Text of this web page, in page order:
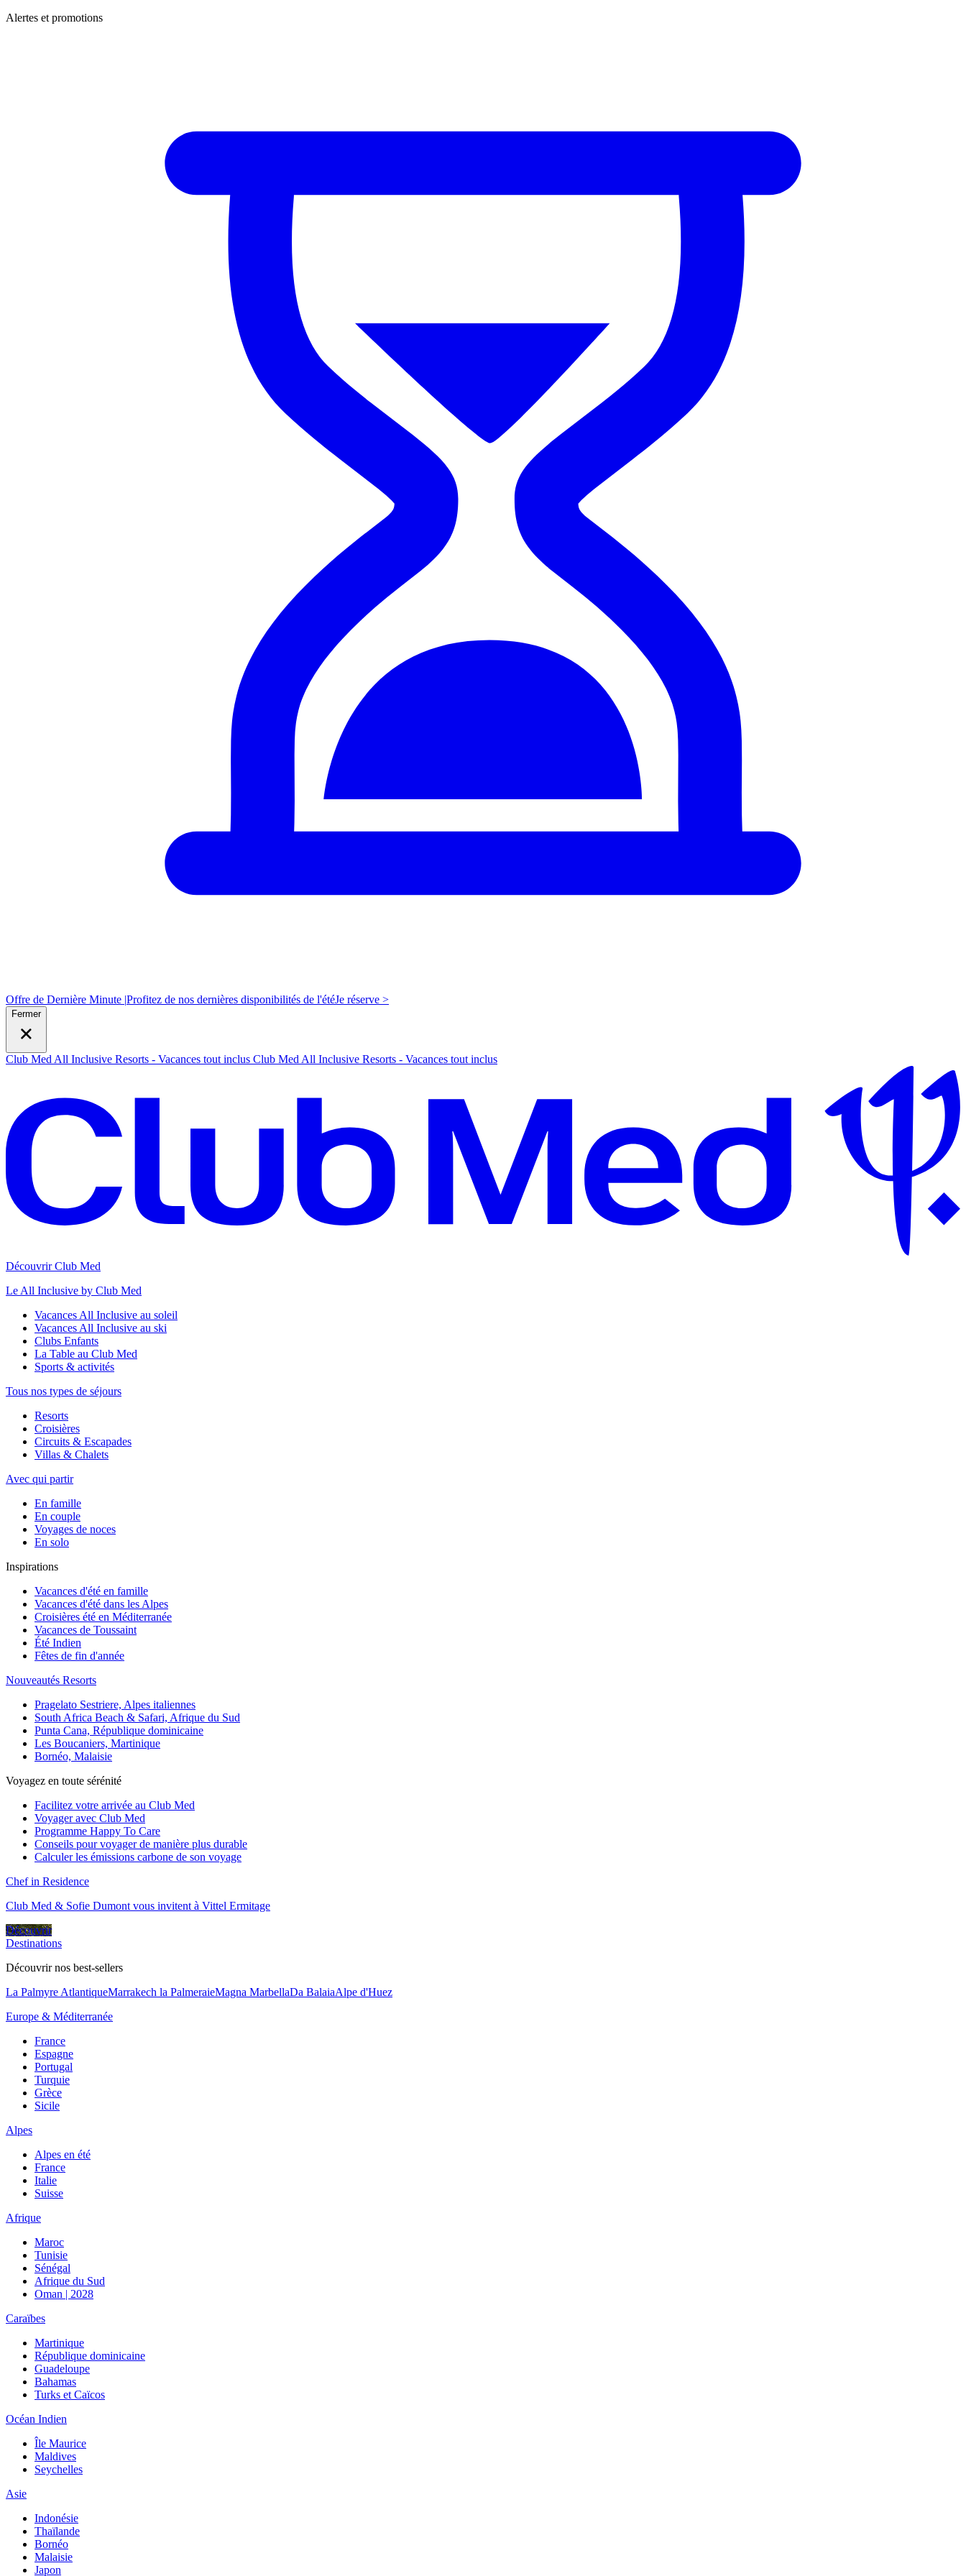
Alertes et promotions
Offre de Dernière Minute |Profitez de nos dernières disponibilités de l'étéJe réserve >
Fermer
Club Med All Inclusive Resorts - Vacances tout inclus Club Med All Inclusive Resorts - Vacances tout inclus
Découvrir Club Med
Le All Inclusive by Club Med
Vacances All Inclusive au soleil
Vacances All Inclusive au ski
Clubs Enfants
La Table au Club Med
Sports & activités
Tous nos types de séjours
Resorts
Croisières
Circuits & Escapades
Villas & Chalets
Avec qui partir
En famille
En couple
Voyages de noces
En solo
Inspirations
Vacances d'été en famille
Vacances d'été dans les Alpes
Croisières été en Méditerranée
Vacances de Toussaint
Été Indien
Fêtes de fin d'année
Nouveautés Resorts
Pragelato Sestriere, Alpes italiennes
South Africa Beach & Safari, Afrique du Sud
Punta Cana, République dominicaine
Les Boucaniers, Martinique
Bornéo, Malaisie
Voyagez en toute sérénité
Facilitez votre arrivée au Club Med
Voyager avec Club Med
Programme Happy To Care
Conseils pour voyager de manière plus durable
Calculer les émissions carbone de son voyage
Chef in Residence
Club Med & Sofie Dumont vous invitent à Vittel Ermitage
Découvrir
Destinations
Découvrir nos best-sellers
La Palmyre AtlantiqueMarrakech la PalmeraieMagna MarbellaDa BalaiaAlpe d'Huez
Europe & Méditerranée
France
Espagne
Portugal
Turquie
Grèce
Sicile
Alpes
Alpes en été
France
Italie
Suisse
Afrique
Maroc
Tunisie
Sénégal
Afrique du Sud
Oman | 2028
Caraïbes
Martinique
République dominicaine
Guadeloupe
Bahamas
Turks et Caïcos
Océan Indien
Île Maurice
Maldives
Seychelles
Asie
Indonésie
Thaïlande
Bornéo
Malaisie
Japon